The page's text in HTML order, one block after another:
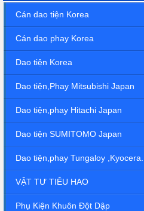
Cán dao tiện Korea
Cán dao phay Korea
Dao tiện Korea
Dao tiện,Phay Mitsubishi Japan
Dao tiện,phay Hitachi Japan
Dao tiện SUMITOMO Japan
Dao tiện,phay Tungaloy ,Kyocera...
VẬT TƯ TIÊU HAO
Phụ Kiện Khuôn Đột Dập